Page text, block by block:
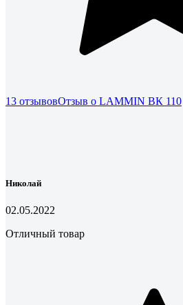
13 отзывовОтзыв о LAMMIN ВК 110
Николай
02.05.2022
Отличный товар